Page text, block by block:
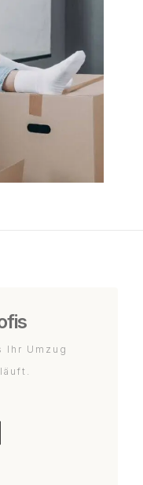
Ihr Umzug